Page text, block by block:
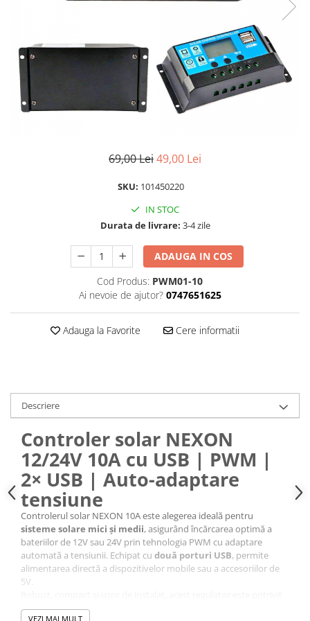
Izolatori pentru sistem T-POST
Pachete Gard electric
Gard electric pentru Animale
sălbatice
Gard electric pentru Cai, Câini,
Pachete cu Impulsator + Panou +
Accesorii gard Electric
Alimentator Gard Electric
Cabluri Auxiliare
Conectori Gard Electric
Derulator Fir Gard electric
Poartă Gard Electric
Stâlpi Gard Electric
Stâlpi din plastic
Stâlpi din Lemn
Stâlpi din Fibră de Sticlă
Stâlpi pentru sisteme T-Post
Scule pentru montare Stâlpi
Testere pentru Gard Electric
Împământare Gard Electric
Întinzător Gard Electric
Bandă pentru Gard Electric
69,00 Lei49,00 Lei
SKU: 101450220
IN STOC
Durata de livrare: 3-4 zile
ADAUGA IN COS
Cod Produs: PWM01-10
Ai nevoie de ajutor? 0747651625
Adauga la Favorite Cere informatii
Descriere
Controler solar NEXON
12/24V 10A cu USB | PWM |
2× USB | Auto-adaptare
tensiune
Controlerul solar NEXON 10A este alegerea ideală pentru
sisteme solare mici și medii, asigurând încărcarea optimă a
bateriilor de 12V sau 24V prin tehnologia PWM cu adaptare
automată a tensiunii. Echipat cu două porturi USB, permite
alimentarea directă a dispozitivelor mobile sau a accesoriilor de
5V.
pentru panouri solare utilizate în aplicații precum garduri
VEZI MAI MULT